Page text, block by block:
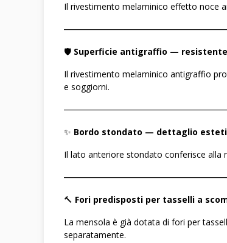
Il rivestimento melaminico effetto noce
🛡️ Superficie antigraffio —
Il rivestimento melaminico antigraffio
e soggiorni.
✨ Bordo stondato — dettaglio
Il lato anteriore stondato conferisce alla
🔨 Fori predisposti per tasselli a
La mensola è già dotata di fori per
separatamente.